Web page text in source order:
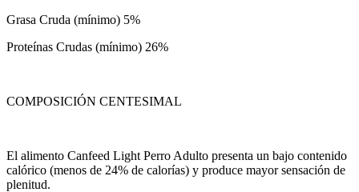
Grasa Cruda (mínimo) 5%
Proteínas Crudas (mínimo) 26%
COMPOSICIÓN CENTESIMAL
El alimento Canfeed Light Perro Adulto presenta un bajo contenido
calórico (menos de 24% de calorías) y produce mayor sensación de
plenitud.